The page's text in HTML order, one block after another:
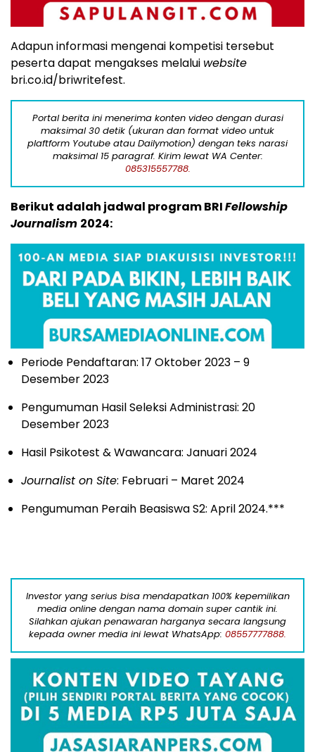
Adapun informasi mengenai kompetisi tersebut
peserta dapat mengakses melalui website
bri.co.id/briwritefest.
Portal berita ini menerima konten video dengan durasi
maksimal 30 detik (ukuran dan format video untuk
plaftform Youtube atau Dailymotion) dengan teks narasi
maksimal 15 paragraf. Kirim lewat WA Center:
085315557788.
Berikut adalah jadwal program BRIFellowship
Journalism 2024:
Periode Pendaftaran: 17 Oktober 2023 – 9
Desember 2023
Pengumuman Hasil Seleksi Administrasi: 20
Desember 2023
Hasil Psikotest & Wawancara: Januari 2024
Journalist on Site: Februari – Maret 2024
Pengumuman Peraih Beasiswa S2: April 2024.***
Investor yang serius bisa mendapatkan 100% kepemilikan
media online dengan nama domain super cantik ini.
Silahkan ajukan penawaran harganya secara langsung
kepada owner media ini lewat WhatsApp: 08557777888.